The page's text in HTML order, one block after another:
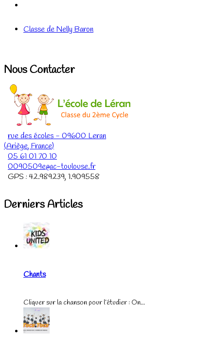
Classe de Nelly Baron
Nous Contacter
rue des écoles - 09600 Leran
(Ariège, France)
05 61 01 70 10
0090509e@ac-toulouse.fr
GPS : 42.989239, 1.909558
Derniers Articles
Chants
Cliquer sur la chanson pour l’étudier : On...